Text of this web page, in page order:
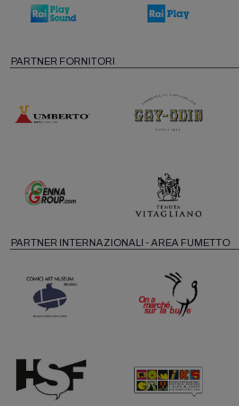
PARTNER FORNITORI
PARTNER INTERNAZIONALI - AREA FUMETTO